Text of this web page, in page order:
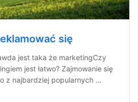
się
jest taka że marketingCzy
jest łatwo? Zajmowanie się
z najbardziej popularnych ...